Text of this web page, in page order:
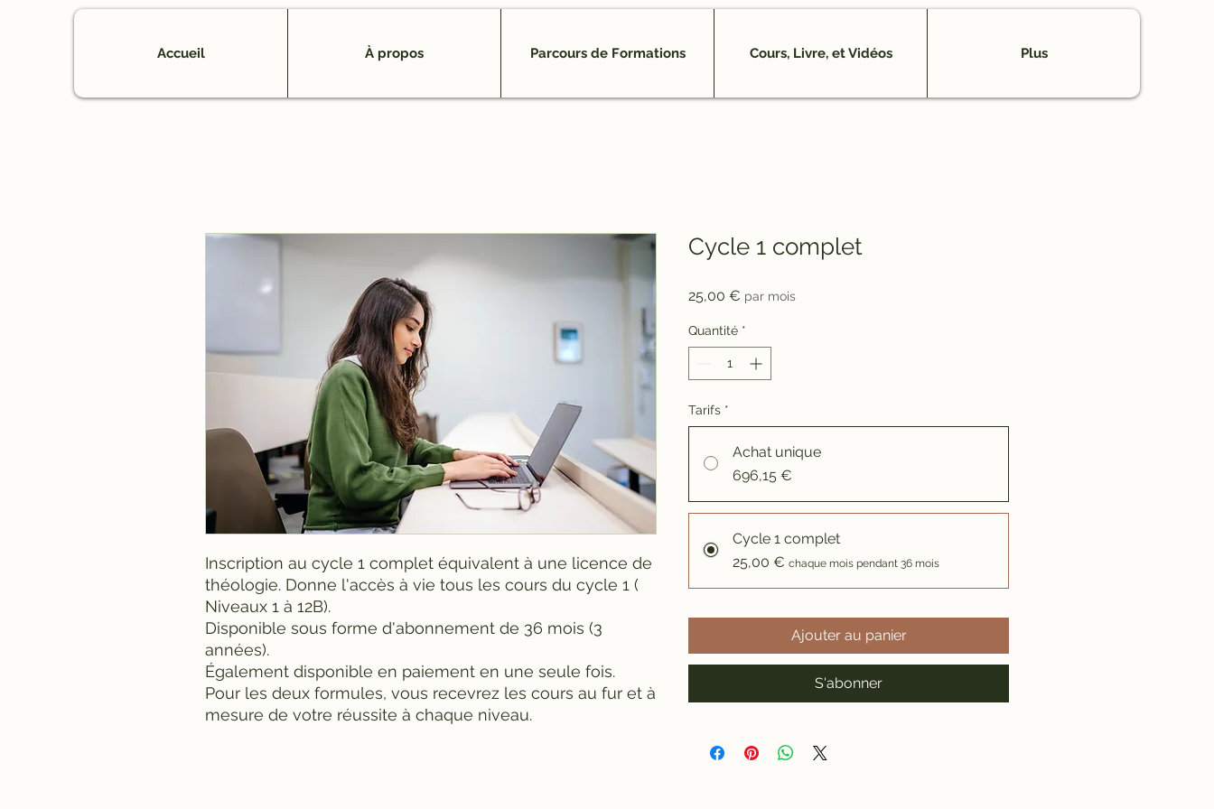
Accueil À propos Parcours de Formations Cours, Livre, et Vidéos Plus
Inscription au cycle 1 complet équivalent à une licence de
théologie. Donne l'accès à vie tous les cours du cycle 1 (
Niveaux 1 à 12B).
Disponible sous forme d'abonnement de 36 mois (3
années).
Également disponible en paiement en une seule fois.
Pour les deux formules, vous recevrez les cours au fur et à
mesure de votre réussite à chaque niveau.
Cycle 1 complet
25,00 € Prix
par mois
Quantité *
Tarifs *
Achat unique
696,15 €
Cycle 1 complet
25,00 € chaque mois pendant 36 mois
Ajouter au panier
S'abonner